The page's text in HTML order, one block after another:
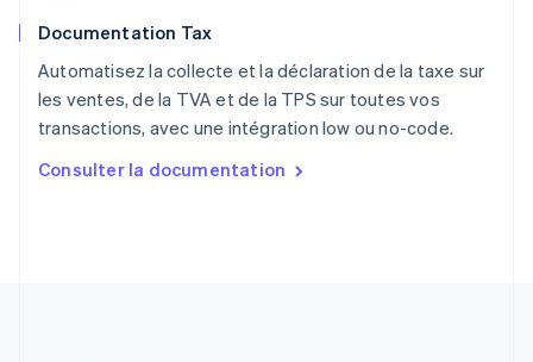
Documentation Tax
Automatisez la collecte et la déclaration de la taxe sur
les ventes, de la TVA et de la TPS sur toutes vos
transactions, avec une intégration low ou no-code.
Consulter la documentation
English
Royaume-Uni
Singapour
English简体中文
English